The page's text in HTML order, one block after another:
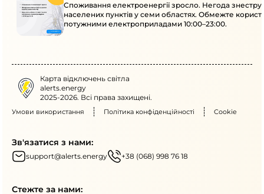
Споживання електроенергії зросло. Негода
населених пунктів у семи областях. Обмежте
потужними електроприладами 10:00–23:00.
Карта відключень світла
alerts.energy
2025-2026. Всі права захищені.
Умови використання Політика конфіденційності Cookie
Зв'язатися з нами:
support@alerts.energy +38 (068) 998 76 18
Стежте за нами: